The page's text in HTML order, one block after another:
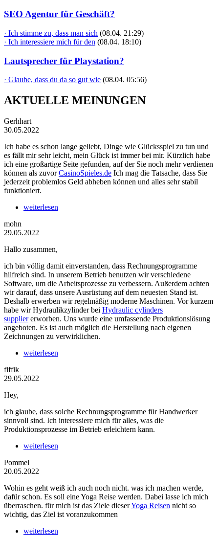
SEO Agentur für Geschäft?
· Ich stimme zu, dass man sich (08.04. 21:29)
· Ich interessiere mich für den (08.04. 18:10)
Lautsprecher für Playstation?
· Glaube, dass du da so gut wie (08.04. 05:56)
AKTUELLE MEINUNGEN
Gerhhart
30.05.2022
Ich habe es schon lange geliebt, Dinge wie Glücksspiel zu tun und
es fällt mir sehr leicht, mein Glück ist immer bei mir. Kürzlich habe
ich eine großartige Seite gefunden, auf der Sie noch mehr verdienen
können als zuvorCasinoSpieles.de Ich mag die Tatsache, dass Sie
jederzeit problemlos Geld abheben können und alles sehr stabil
funktioniert.
weiterlesen
mohn
29.05.2022
Hallo zusammen,
ich bin völlig damit einverstanden, dass Rechnungsprogramme
hilfreich sind. In unserem Betrieb benutzen wir verschiedene
Software, um die Arbeitsprozesse zu verbessern. Außerdem achten
wir darauf, dass unsere Ausrüstung auf dem neuesten Stand ist.
Deshalb erwerben wir regelmäßig moderne Maschinen. Vor kurzem
habe wir Hydraulikzylinder bei Hydraulic cylinders
suppliererworben. Uns wurde eine umfassende Produktionslösung
angeboten. Es ist auch möglich die Herstellung nach eigenen
Zeichnungen zu verwirklichen.
weiterlesen
fiffik
29.05.2022
Hey,
ich glaube, dass solche Rechnungsprogramme für Handwerker
sinnvoll sind. Ich interessiere mich für alles, was die
Produktionsprozesse im Betrieb erleichtern kann.
weiterlesen
Pommel
20.05.2022
Wohin es geht weiß ich auch noch nicht. was ich machen werde,
dafür schon. Es soll eine Yoga Reise werden. Dabei lasse ich mich
überraschen. für mich ist das Ziele dieserYoga Reisen nicht so
wichtig, das Ziel ist voranzukommen
weiterlesen